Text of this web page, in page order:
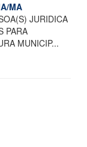
MA
JURIDICA
PARA
MUNICIP...